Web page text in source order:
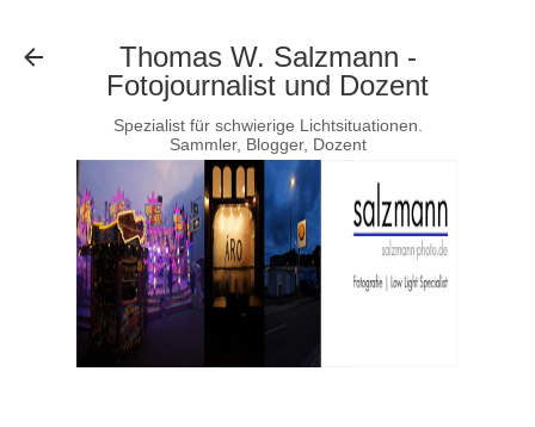
Thomas W. Salzmann -
Fotojournalist und Dozent
Spezialist für schwierige Lichtsituationen.
Sammler, Blogger, Dozent